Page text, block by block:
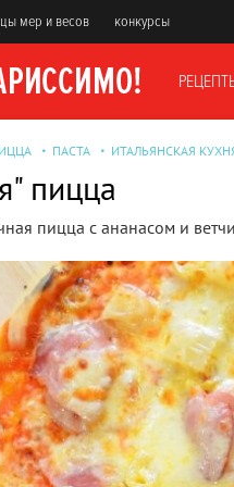
мер и весов конкурсы
ПАСТА ИТАЛЬЯНСКАЯ
пицца
пицца с ананасом и